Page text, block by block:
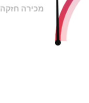
מכירה חזקה